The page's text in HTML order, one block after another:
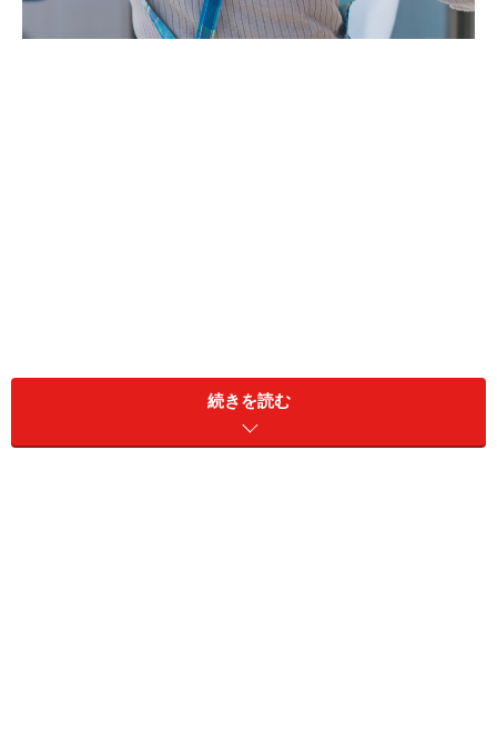
今回は、神奈川県横浜市に住む、30歳女性世帯の生活実
続きを読む